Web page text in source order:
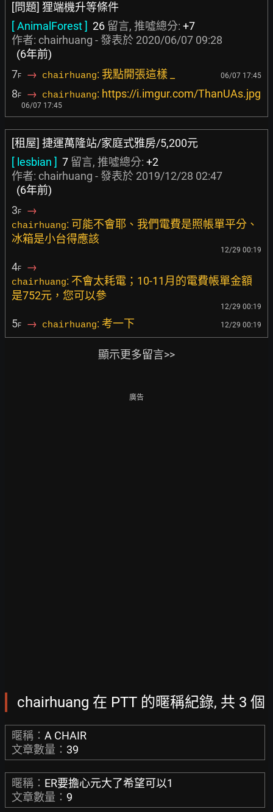
[問題] 狸端機升等條件
[ AnimalForest ] 26 留言, 推噓總分: +7
作者: chairhuang - 發表於 2020/06/07 09:28
(6年前)
7F → chairhuang: 我點開張這樣 _ 06/07 17:45
8F → chairhuang: https://i.imgur.com/ThanUAs.jpg
06/07 17:45
[租屋] 捷運萬隆站/家庭式雅房/5,200元
[ lesbian ] 7 留言, 推噓總分: +2
作者: chairhuang - 發表於 2019/12/28 02:47
(6年前)
3F →
chairhuang: 可能不會耶、我們電費是照帳單平分、
冰箱是小台得應該
12/29 00:19
4F →
chairhuang: 不會太耗電；10-11月的電費帳單金額
是752元，您可以參
12/29 00:19
5F → chairhuang: 考一下 12/29 00:19
顯示更多留言>>
廣告
chairhuang 在 PTT 的暱稱紀錄, 共 3 個
暱稱： A CHAIR
文章數量： 39
暱稱： ER要擔心元大了希望可以1
文章數量： 9